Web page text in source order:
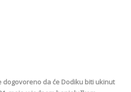
dogovoreno da će Dodiku biti ukinut